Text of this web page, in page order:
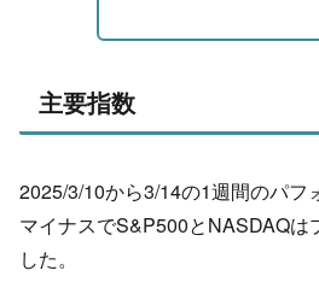
主要指数
2025/3/10から3/14の1週間のパフ
マイナスでS&P500とNASDAQは
した。